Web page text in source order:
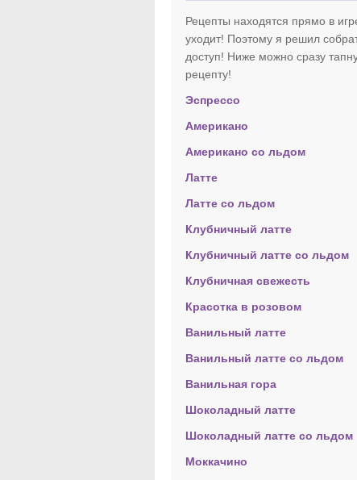
Рецепты находятся прямо в
уходит! Поэтому я решил
доступ! Ниже можно сразу
рецепту!
Эспрессо
Американо
Американо со льдом
Латте
Латте со льдом
Клубничный латте
Клубничный латте со льдом
Клубничная свежесть
Красотка в розовом
Ванильный латте
Ванильный латте со льдом
Ванильная гора
Шоколадный латте
Шоколадный латте со льдом
Моккачино